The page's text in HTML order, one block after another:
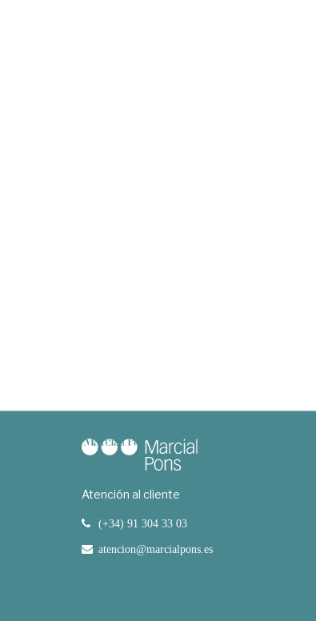
Atención al cliente
(+34) 91 304 33 03
atencion@marcialpons.es